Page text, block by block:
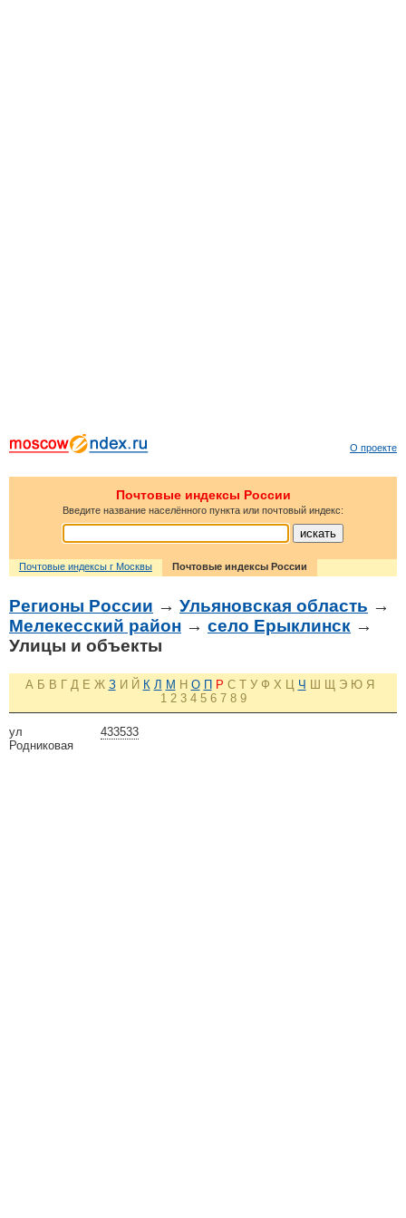
О проекте
Почтовые индексы России
Введите название населённого пункта или почтовый индекс:
Почтовые индексы г Москвы Почтовые индексы России
Регионы России → Ульяновская область →
Мелекесский район → село Ерыклинск →
Улицы и объекты
А Б В Г Д Е Ж З И Й К Л М Н О П Р С Т У Ф Х Ц Ч Ш Щ Э Ю Я
1 2 3 4 5 6 7 8 9
433533
ул
Родниковая